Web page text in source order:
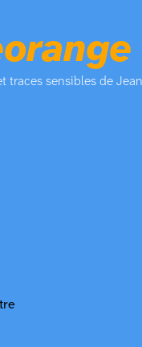
traces sensibles de